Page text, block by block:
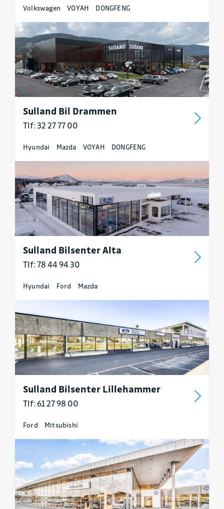
Volkswagen VOYAH DONGFENG
Sulland Bil Drammen
Tlf: 32 27 77 00
Hyundai Mazda VOYAH DONGFENG
Sulland Bilsenter Alta
Tlf: 78 44 94 30
Hyundai Ford Mazda
Sulland Bilsenter Lillehammer
Tlf: 61 27 98 00
Ford Mitsubishi